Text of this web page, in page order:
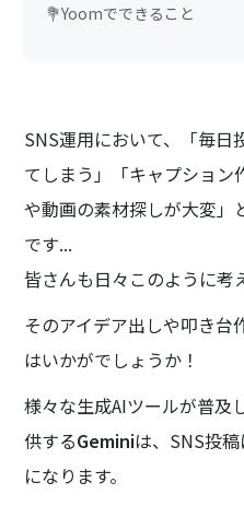
💐Yoomでできること
SNS運用において、「毎
てしまう」「キャプション
や動画の素材探しが大変」
です...
皆さんも日々このように考
そのアイデア出しや叩き台
はいかがでしょうか！
様々な生成AIツールが普及
供するGeminiは、SNS投
になります。